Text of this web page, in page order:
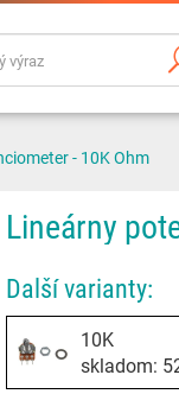
- 10K Ohm
Lineárny
Další varianty:
10K
skladom: